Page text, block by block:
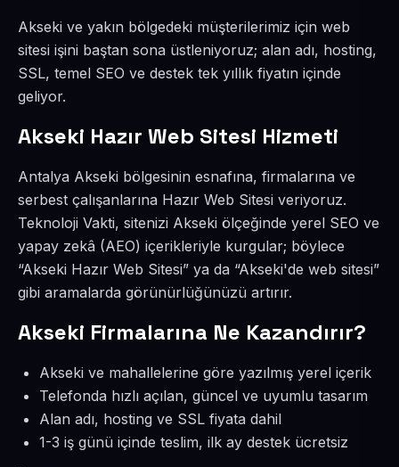
Akseki ve yakın bölgedeki müşterilerimiz için web
sitesi işini baştan sona üstleniyoruz; alan adı, hosting,
SSL, temel SEO ve destek tek yıllık fiyatın içinde
geliyor.
Akseki Hazır Web Sitesi Hizmeti
Antalya Akseki bölgesinin esnafına, firmalarına ve
serbest çalışanlarına Hazır Web Sitesi veriyoruz.
Teknoloji Vakti, sitenizi Akseki ölçeğinde yerel SEO ve
yapay zekâ (AEO) içerikleriyle kurgular; böylece
“Akseki Hazır Web Sitesi” ya da “Akseki'de web sitesi”
gibi aramalarda görünürlüğünüzü artırır.
Akseki Firmalarına Ne Kazandırır?
Akseki ve mahallelerine göre yazılmış yerel içerik
Telefonda hızlı açılan, güncel ve uyumlu tasarım
Alan adı, hosting ve SSL fiyata dahil
1-3 iş günü içinde teslim, ilk ay destek ücretsiz